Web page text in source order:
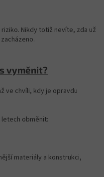
Nikdy totiž nevíte, zda už
vyměnit?
ve chvíli, kdy je opravdu
obměnit:
materiály a konstrukci,